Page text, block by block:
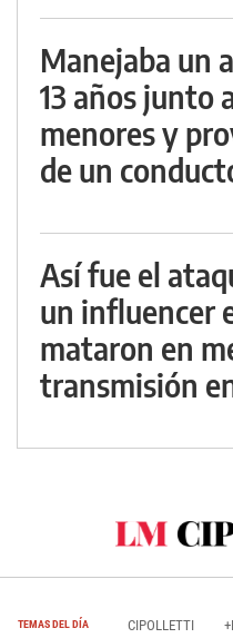
Manejaba un
13 años junto
menores y
de un
Así fue el
un influencer
mataron en
transmisión
TEMAS DEL DÍA CIPOLLETTI